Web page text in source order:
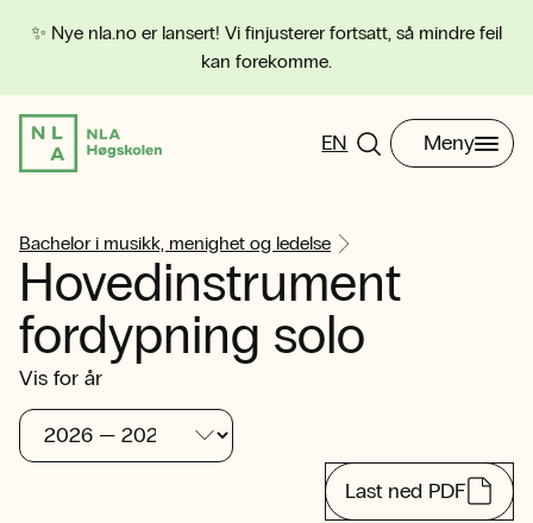
✨ Nye nla.no er lansert! Vi finjusterer fortsatt, så mindre feil
kan forekomme.
EN Meny
Bachelor i musikk, menighet og ledelse
Hovedinstrument
fordypning solo
Vis for år
Last ned PDF